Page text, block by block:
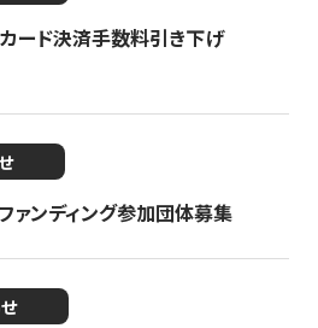
ード決済手数料引き下げ
ァンディング参加団体募集